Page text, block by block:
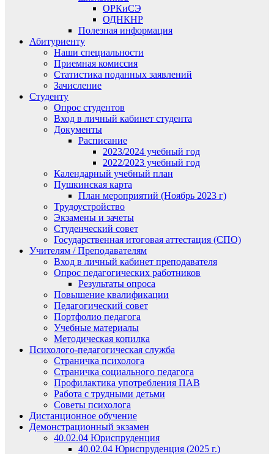
ОРКиСЭ
ОДНКНР
Полезная информация
Абитуриенту
Наши специальности
Приемная комиссия
Статистика поданных заявлений
Зачисление
Студенту
Опрос студентов
Вход в личный кабинет студента
Документы
Расписание
2023/2024 учебный год
2022/2023 учебный год
Календарный учебный план
Пушкинская карта
План мероприятий (Ноябрь 2023 г)
Трудоустройство
Экзамены и зачеты
Студенческий совет
Государственная итоговая аттестация (СПО)
Учителям / Преподавателям
Вход в личный кабинет преподавателя
Опрос педагогических работников
Результаты опроса
Повышение квалификации
Педагогический совет
Портфолио педагога
Учебные материалы
Методическая копилка
Психолого-педагогическая служба
Страничка психолога
Страничка социального педагога
Профилактика употребления ПАВ
Работа с трудными детьми
Советы психолога
Дистанционное обучение
Демонстрационный экзамен
40.02.04 Юриспруденция
40.02.04 Юриспруденция (2025 г.)